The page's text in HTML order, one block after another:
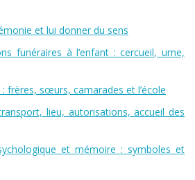
et lui donner du sens
funéraires à l’enfant : cercueil, urne,
frères, sœurs, camarades et l’école
lieu, autorisations, accueil des
et mémoire : symboles et